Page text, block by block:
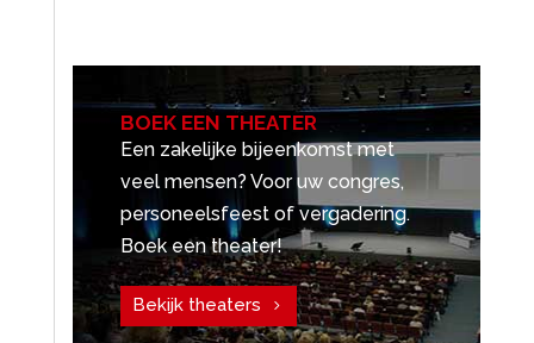
BOEK EEN THEATER
Een zakelijke bijeenkomst met
veel mensen? Voor uw congres,
personeelsfeest of vergadering.
Boek een theater!
Bekijk theaters